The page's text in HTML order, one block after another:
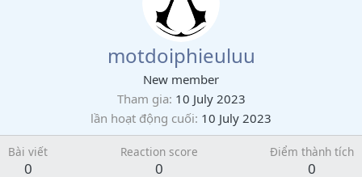
motdoiphieuluu
New member
Tham gia 10 July 2023
lần hoạt động cuối 10 July 2023
Bài viết
0
Reaction score
0
Điểm thành tích
0